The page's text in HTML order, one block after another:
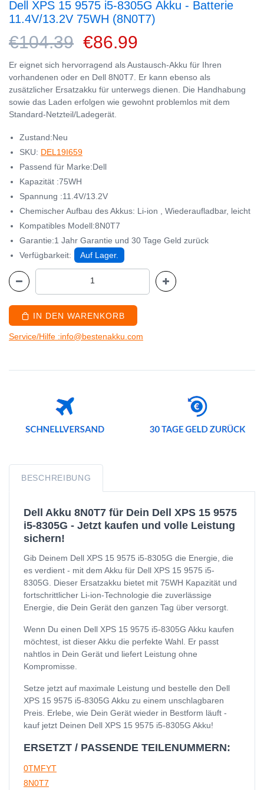
Dell XPS 15 9575 i5-8305G Akku - Batterie
11.4V/13.2V 75WH (8N0T7)
€104.39 €86.99
Er eignet sich hervorragend als Austausch-Akku für Ihren
vorhandenen oder en Dell 8N0T7. Er kann ebenso als
zusätzlicher Ersatzakku für unterwegs dienen. Die Handhabung
sowie das Laden erfolgen wie gewohnt problemlos mit dem
Standard-Netzteil/Ladegerät.
Zustand:Neu
SKU: DEL19I659
Passend für Marke:Dell
Kapazität :75WH
Spannung :11.4V/13.2V
Chemischer Aufbau des Akkus: Li-ion , Wiederaufladbar, leicht
Kompatibles Modell:8N0T7
Garantie:1 Jahr Garantie und 30 Tage Geld zurück
Verfügbarkeit:
Auf Lager.
IN DEN WARENKORB
Service/Hilfe :info@bestenakku.com
BESCHREIBUNG
Dell Akku 8N0T7 für Dein Dell XPS 15 9575
i5-8305G - Jetzt kaufen und volle Leistung
sichern!
Gib Deinem Dell XPS 15 9575 i5-8305G die Energie, die
es verdient - mit dem Akku für Dell XPS 15 9575 i5-
8305G. Dieser Ersatzakku bietet mit 75WH Kapazität und
fortschrittlicher Li-ion-Technologie die zuverlässige
Energie, die Dein Gerät den ganzen Tag über versorgt.
Wenn Du einen Dell XPS 15 9575 i5-8305G Akku kaufen
möchtest, ist dieser Akku die perfekte Wahl. Er passt
nahtlos in Dein Gerät und liefert Leistung ohne
Kompromisse.
Setze jetzt auf maximale Leistung und bestelle den Dell
XPS 15 9575 i5-8305G Akku zu einem unschlagbaren
Preis. Erlebe, wie Dein Gerät wieder in Bestform läuft -
kauf jetzt Deinen Dell XPS 15 9575 i5-8305G Akku!
ERSETZT / PASSENDE TEILENUMMERN:
0TMFYT
8N0T7